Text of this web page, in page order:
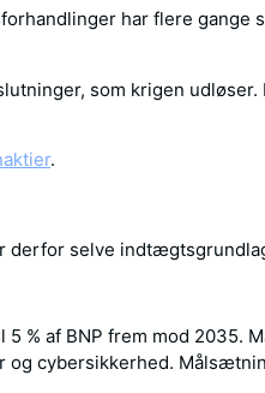
har flere
som krigen
.
derfor selve
% af BNP frem mod 2035.
cybersikkerhed.